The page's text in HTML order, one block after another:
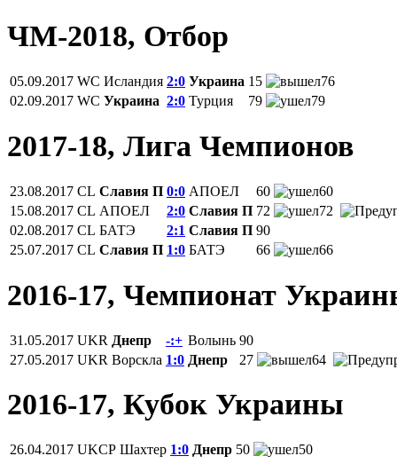
ЧМ-2018, Отбор
05.09.2017 WC Исландия 2:0 Украина 15
76
02.09.2017 WC Украина 2:0 Турция 79 79
2017-18, Лига Чемпионов
23.08.2017 CL Славия П 0:0 АПОЕЛ 60
60
15.08.2017 CL АПОЕЛ 2:0 Славия П 72
72
02.08.2017 CL БАТЭ 2:1 Славия П 90
25.07.2017 CL Славия П 1:0 БАТЭ 66 66
2016-17, Чемпионат
31.05.2017 UKR Днепр -:+ Волынь 90
27.05.2017 UKR Ворскла 1:0 Днепр 27 64
2016-17, Кубок Украины
26.04.2017 UKCP Шахтер 1:0 Днепр 50 50